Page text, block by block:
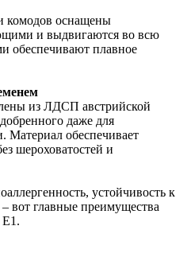
оснащены
и выдвигаются во всю
обеспечивают плавное
из ЛДСП австрийской
даже для
Материал обеспечивает
шероховатостей и
устойчивость к
вот главные преимущества
Е1.